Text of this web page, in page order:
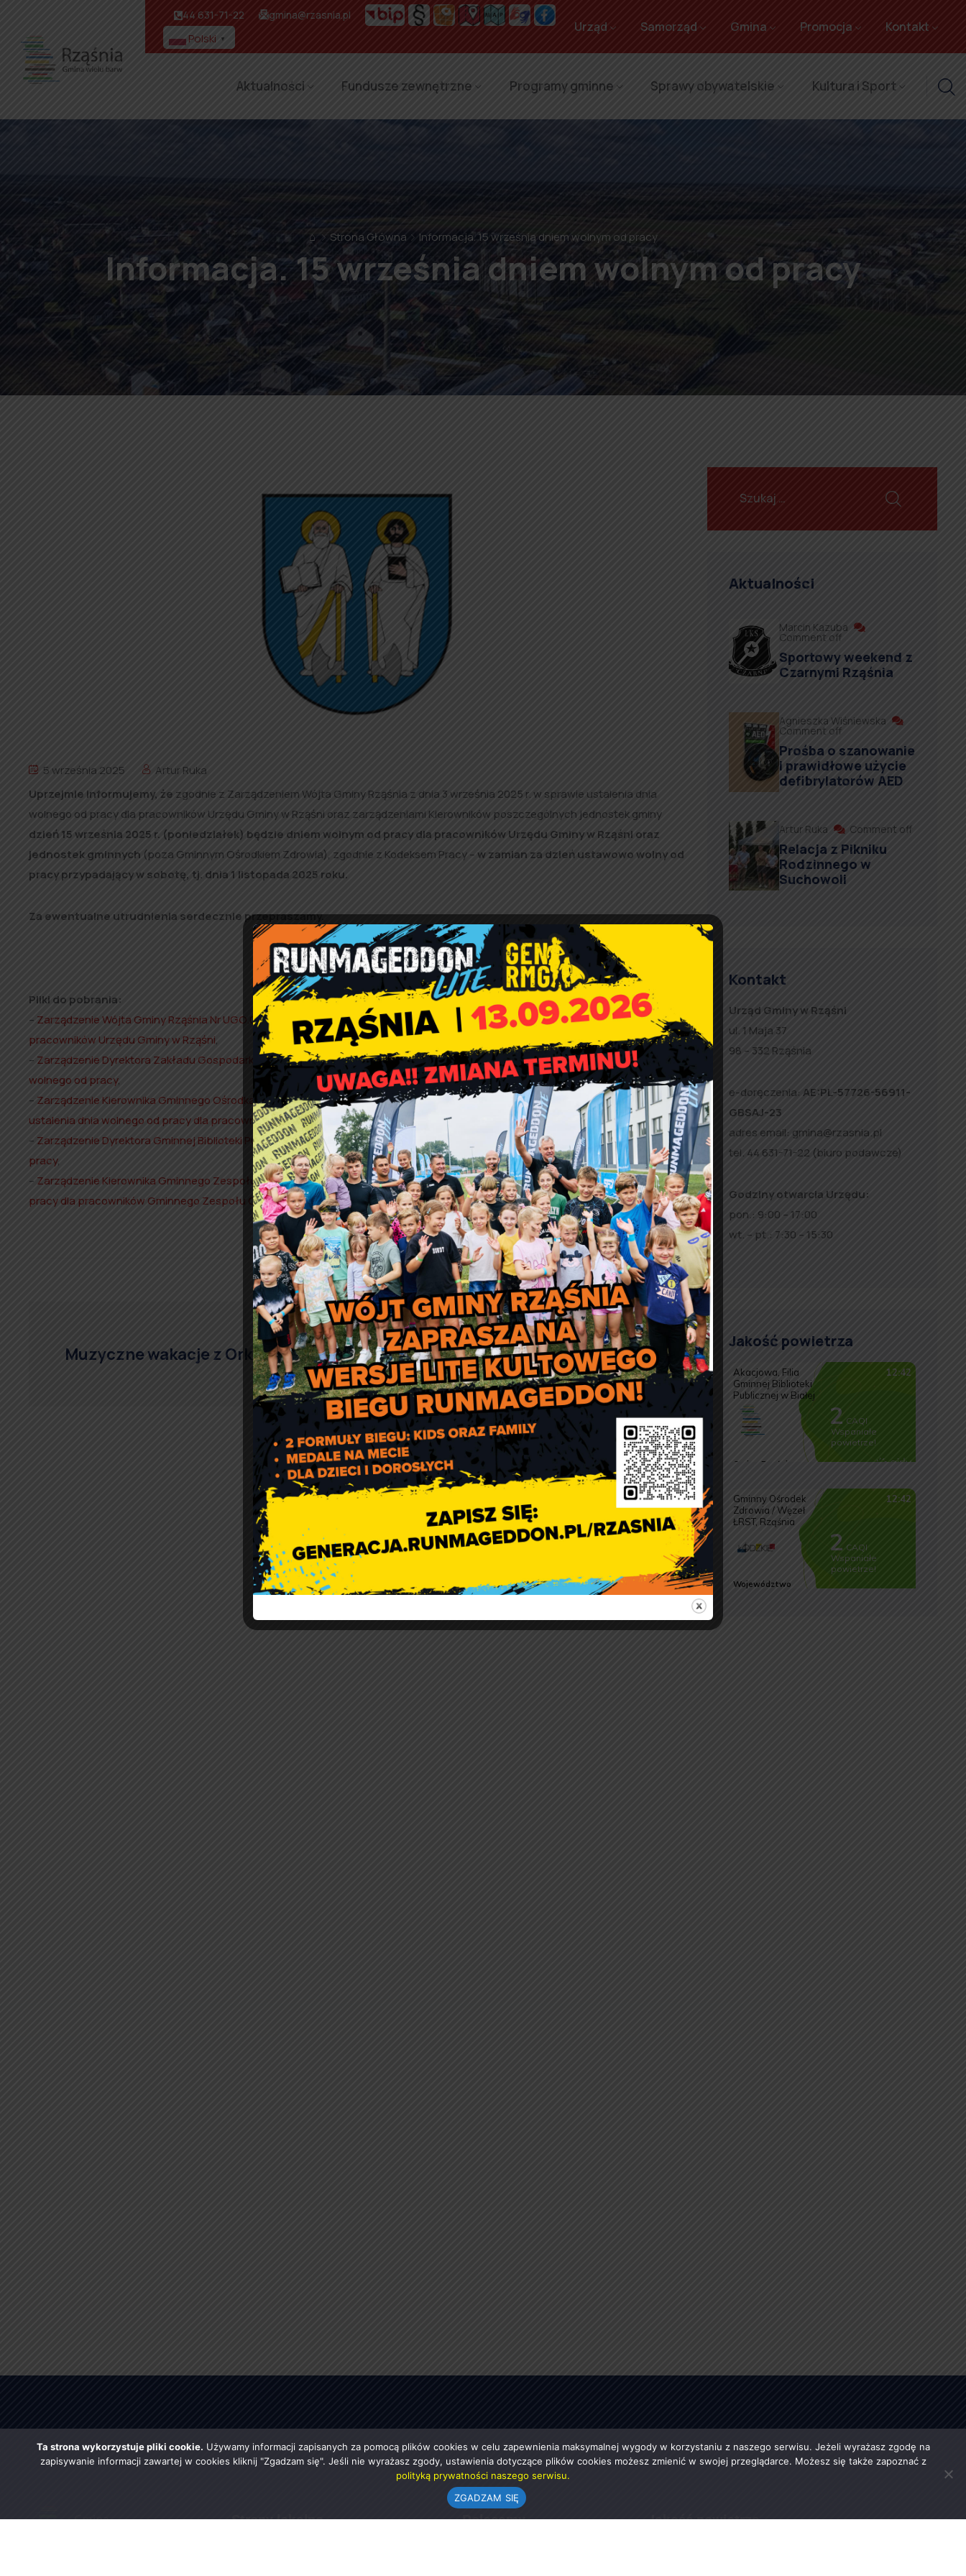
44 631-71-22 gmina@rzasnia.pl
Polski ▼
Urząd Samorząd Gmina Promocja Kontakt
Aktualności Fundusze zewnętrzne Programy gminne Sprawy obywatelskie Kultura i Sport
⌂ Strona Główna Informacja. 15 września dniem wolnym od pracy
Informacja. 15 września dniem wolnym od pracy
5 września 2025
Artur Ruka
Uprzejmie informujemy, że zgodnie z Zarządzeniem Wójta Gminy Rząśnia z dnia 3 września 2025 r. w sprawie ustalenia dnia
wolnego od pracy dla pracowników Urzędu Gminy w Rząśni oraz zarządzeniami Kierowników poszczególnych jednostek gminy
dzień 15 września 2025 r. (poniedziałek) będzie dniem wolnym od pracy dla pracowników Urzędu Gminy w Rząśni oraz
jednostek gminnych (poza Gminnym Ośrodkiem Zdrowia), zgodnie z Kodeksem Pracy – w zamian za dzień ustawowo wolny od
pracy przypadający w sobotę, tj. dnia 1 listopada 2025 roku.
Za ewentualne utrudnienia serdecznie przepraszamy.
Pliki do pobrania:
– Zarządzenie Wójta Gminy Rząśnia Nr UGO.0050.76.2025 z dnia 3 września 2025 r. w sprawie ustalenia dnia wolnego od pracy dla
pracowników Urzędu Gminy w Rząśni,
– Zarządzenie Dyrektora Zakładu Gospodarki Komunalnej w Rząśni Nr 6/2025 z dnia 3 września 2025 r. w sprawie ustalenia dnia
wolnego od pracy,
– Zarządzenie Kierownika Gminnego Ośrodka Pomocy Społecznej w Rząśni Nr GOPS.0210.7.2025 z dnia 5 września w sprawie
ustalenia dnia wolnego od pracy dla pracowników GOPS w Rząśni w dniu 15 września 2025 roku
– Zarządzenie Dyrektora Gminnej Biblioteki Publicznej w Rząśni z dnia 5 września 2025 r. w sprawie ustalenia dnia wolnego od
pracy,
– Zarządzenie Kierownika Gminnego Zespołu Oświaty w Rząśni Nr 9/2025 z dnia 9 września w sprawie ustalenia dnia wolnego od
pracy dla pracowników Gminnego Zespołu Oświaty w Rząśni.
Muzyczne wakacje z Orkiestrą Informacja dla NGO i KGW
Aktualności
Marcin Kazuba
Comment off
Sportowy weekend z
Czarnymi Rząśnia
Agnieszka Wiśniewska
Comment off
Prośba o szanowanie
i prawidłowe użycie
defibrylatorów AED
Artur Ruka Comment off
Relacja z Pikniku
Rodzinnego w
Suchowoli
Kontakt
Urząd Gminy w Rząśni
ul. 1 Maja 37
98 – 332 Rząśnia
e-doręczenia: AE:PL-57726-56911-
GBSAJ-23
adres email: gmina@rzasnia.pl
tel. 44 631-71-22 (biuro podawcze)
Godziny otwarcia Urzędu:
pon.: 9:00 – 17:00
wt. – pt.: 7:30 – 15:30
Jakość powietrza
Strony lokalne Polecamy Jakość powietrza
Ta strona wykorzystuje pliki cookie. Używamy informacji zapisanych za pomocą plików cookies w celu zapewnienia maksymalnej wygody w korzystaniu z naszego serwisu. Jeżeli wyrażasz zgodę na
zapisywanie informacji zawartej w cookies kliknij "Zgadzam się". Jeśli nie wyrażasz zgody, ustawienia dotyczące plików cookies możesz zmienić w swojej przeglądarce. Możesz się także zapoznać z
polityką prywatności naszego serwisu.
ZGADZAM SIĘ